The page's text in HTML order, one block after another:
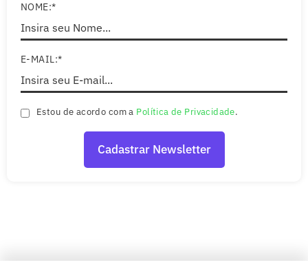
NOME:*
E-MAIL:*
Estou de acordo com a Política de Privacidade.